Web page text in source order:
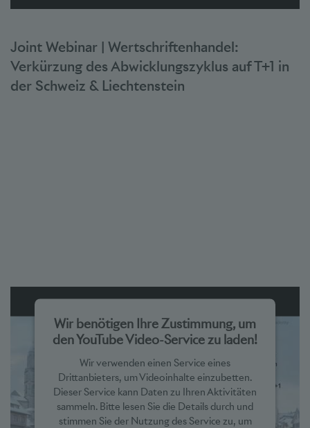
Akzeptieren
powered by Usercentrics Consent Management Platform
Joint Webinar | Wertschriftenhandel:
Verkürzung des Abwicklungszyklus auf T+1 in
der Schweiz & Liechtenstein
Wir benötigen Ihre Zustimmung, um
den YouTube Video-Service zu laden!
Wir verwenden einen Service eines
Drittanbieters, um Videoinhalte einzubetten.
Dieser Service kann Daten zu Ihren Aktivitäten
sammeln. Bitte lesen Sie die Details durch und
stimmen Sie der Nutzung des Service zu, um